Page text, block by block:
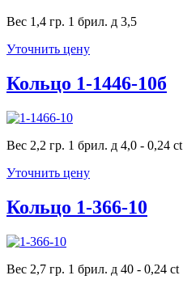
Вес 1,4 гр. 1 брил. д 3,5
Уточнить цену
Кольцо 1-1446-10б
Вес 2,2 гр. 1 брил. д 4,0 - 0,24 ct
Уточнить цену
Кольцо 1-366-10
Вес 2,7 гр. 1 брил. д 40 - 0,24 ct